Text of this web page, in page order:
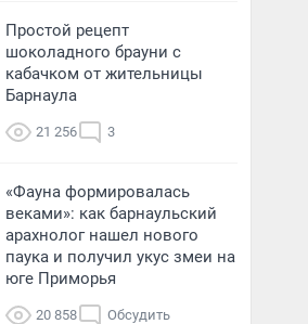
Простой рецепт
шоколадного брауни с
кабачком от жительницы
Барнаула
21 256 3
«Фауна формировалась
веками»: как барнаульский
арахнолог нашел нового
паука и получил укус змеи на
юге Приморья
20 858 Обсудить